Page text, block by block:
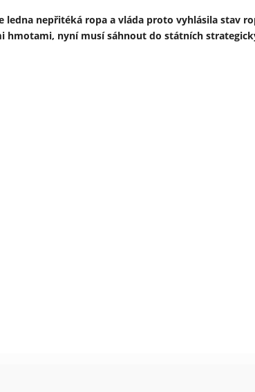
ledna nepřitéká ropa a vláda proto vyhlásila stav
nyní musí sáhnout do státních
útočný dron vyrobený v Německu v rámci
průmyslu do Evropy a je financována především